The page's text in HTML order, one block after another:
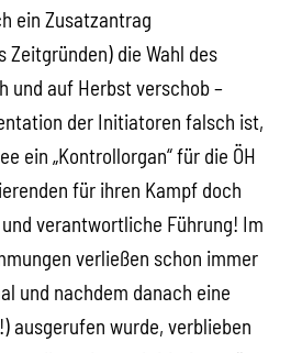
ein Zusatzantrag
Zeitgründen) die Wahl des
und auf Herbst verschob –
der Initiatoren falsch ist,
ein „Kontrollorgan“ für die ÖH
für ihren Kampf doch
verantwortliche Führung! Im
verließen schon immer
und nachdem danach eine
ausgerufen wurde, verblieben